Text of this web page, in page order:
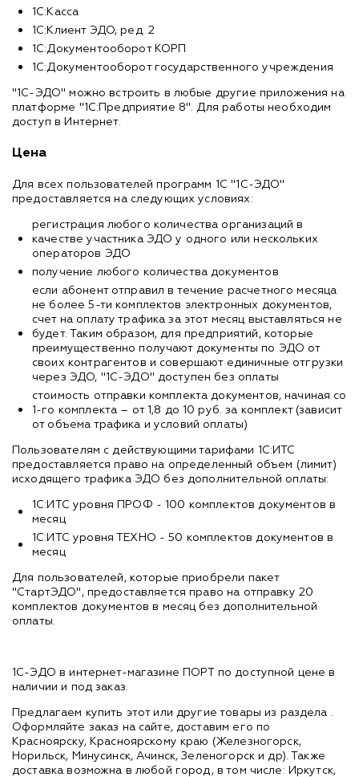
1С:Касса
1С:Клиент ЭДО, ред. 2
1С:Документооборот КОРП
1С:Документооборот государственного учреждения
"1С-ЭДО" можно встроить в любые другие приложения на
платформе "1С:Предприятие 8". Для работы необходим
доступ в Интернет.
Цена
Для всех пользователей программ 1С "1С-ЭДО"
предоставляется на следующих условиях:
регистрация любого количества организаций в
качестве участника ЭДО у одного или нескольких
операторов ЭДО
получение любого количества документов
если абонент отправил в течение расчетного месяца
не более 5-ти комплектов электронных документов,
счет на оплату трафика за этот месяц выставляться не
будет. Таким образом, для предприятий, которые
преимущественно получают документы по ЭДО от
своих контрагентов и совершают единичные отгрузки
через ЭДО, "1С-ЭДО" доступен без оплаты
стоимость отправки комплекта документов, начиная со
1-го комплекта – от 1,8 до 10 руб. за комплект (зависит
от объема трафика и условий оплаты)
Пользователям с действующими тарифами 1С:ИТС
предоставляется право на определенный объем (лимит)
исходящего трафика ЭДО без дополнительной оплаты:
1С:ИТС уровня ПРОФ - 100 комплектов документов в
месяц
1С:ИТС уровня ТЕХНО - 50 комплектов документов в
месяц
Для пользователей, которые приобрели пакет
"СтартЭДО", предоставляется право на отправку 20
комплектов документов в месяц без дополнительной
оплаты.
1С-ЭДО в интернет-магазине ПОРТ по доступной цене в
наличии и под заказ.
Предлагаем купить этот или другие товары из раздела
Оформляйте заказ на сайте, доставим его по
Красноярску, Красноярскому краю (Железногорск,
Норильск, Минусинск, Ачинск, Зеленогорск и др). Также
доставка возможна в любой город, в том числе: Иркутск,